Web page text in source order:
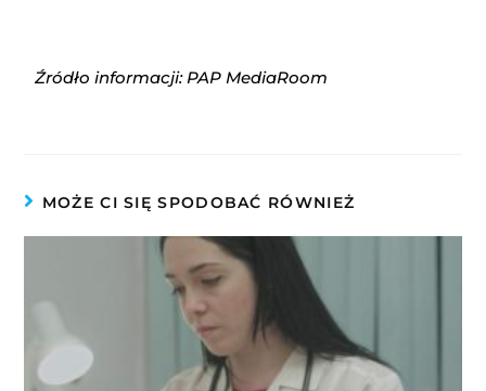
Źródło informacji: PAP MediaRoom
MOŻE CI SIĘ SPODOBAĆ RÓWNIEŻ